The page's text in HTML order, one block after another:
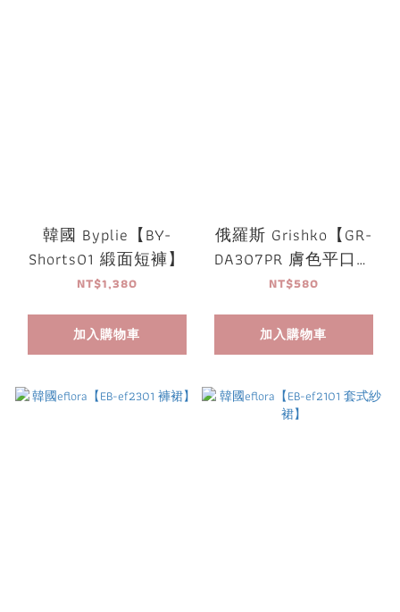
韓國 Byplie【BY-
Shorts01 緞面短褲】
NT$1,380
加入購物車
俄羅斯 Grishko【GR-
DA307PR 膚色平口基
礎內褲】
NT$580
加入購物車